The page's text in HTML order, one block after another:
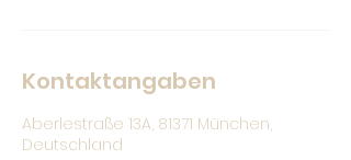
Kontaktangaben
Aberlestraße 13A, 81371 München,
Deutschland